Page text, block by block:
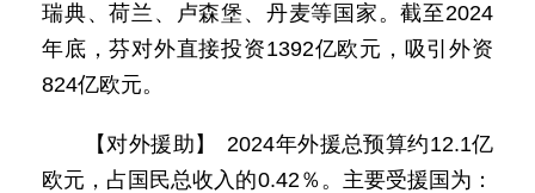
瑞典、荷兰、卢森堡、丹麦等国家。截至2024
年底，芬对外直接投资1392亿欧元，吸引外资
824亿欧元。
【对外援助】 2024年外援总预算约12.1亿
欧元，占国民总收入的0.42％。主要受援国为：